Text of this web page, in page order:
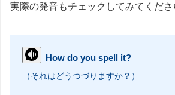
実際の発音もチェックしてみてくださ
How do you spell it?
（それはどうつづりますか？）